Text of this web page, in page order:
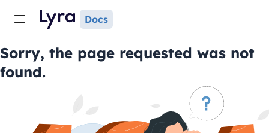
Docs
Sorry, the page requested was not
found.